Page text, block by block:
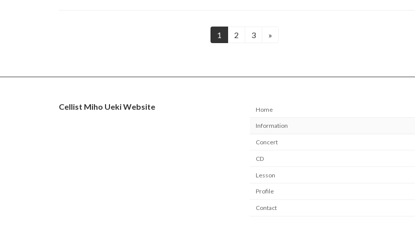
の
ー
固
1
固
2
固
3 »
Cellist Miho Ueki Website Home
Information
Concert
CD
Lesson
Profile
Contact